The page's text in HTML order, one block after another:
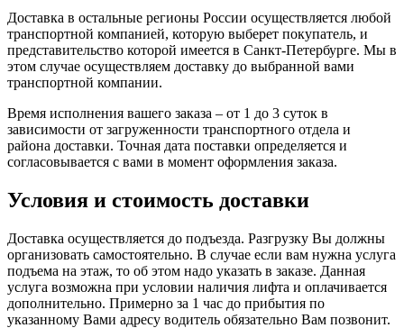
Доставка в остальные регионы России осуществляется любой
транспортной компанией, которую выберет покупатель, и
представительство которой имеется в Санкт-Петербурге. Мы в
этом случае осуществляем доставку до выбранной вами
транспортной компании.
Время исполнения вашего заказа – от 1 до 3 суток в
зависимости от загруженности транспортного отдела и
района доставки. Точная дата поставки определяется и
согласовывается с вами в момент оформления заказа.
Условия и стоимость доставки
Доставка осуществляется до подъезда. Разгрузку Вы должны
организовать самостоятельно. В случае если вам нужна услуга
подъема на этаж, то об этом надо указать в заказе. Данная
услуга возможна при условии наличия лифта и оплачивается
дополнительно. Примерно за 1 час до прибытия по
указанному Вами адресу водитель обязательно Вам позвонит.